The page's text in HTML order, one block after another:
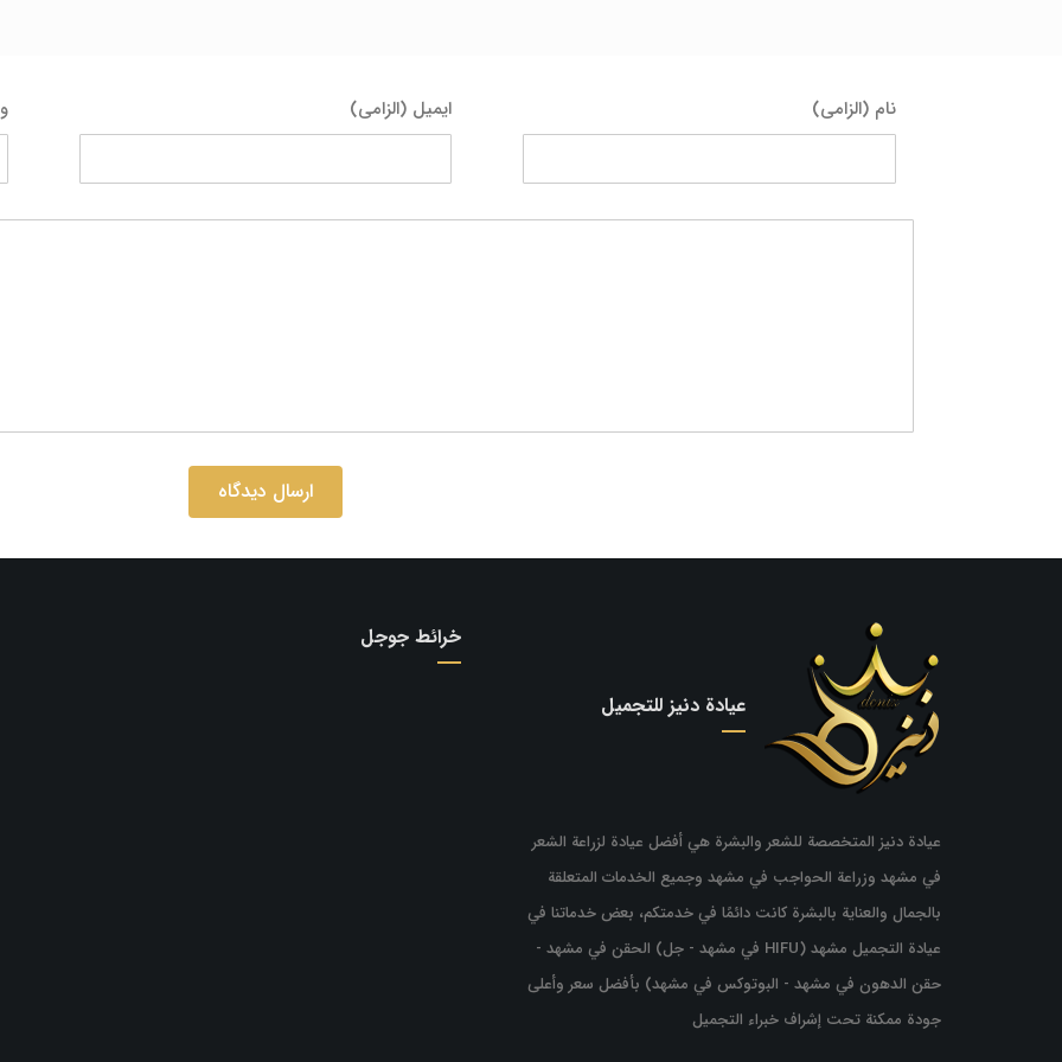
نام (الزامی) ایمیل (الزامی)
عيادة دنيز للتجميل
عيادة دنيز المتخصصة للشعر والبشرة هي أفضل عيادة لزراعة الشعر
في مشهد وزراعة الحواجب في مشهد وجميع الخدمات المتعلقة
بالجمال والعناية بالبشرة كانت دائمًا في خدمتكم، بعض خدماتنا في
عيادة التجميل مشهد (HIFU في مشهد - جل) الحقن في مشهد -
حقن الدهون في مشهد - البوتوكس في مشهد) بأفضل سعر وأعلى
جودة ممكنة تحت إشراف خبراء التجميل
خرائط جوجل